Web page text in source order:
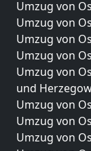
Umzug von
Umzug von
Umzug von
Umzug von
Umzug von
und
Umzug von
Umzug von
Umzug von